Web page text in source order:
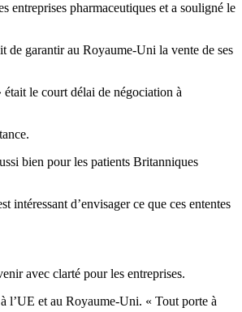
entreprises pharmaceutiques et a souligné le
garantir au Royaume-Uni la vente de ses
le court délai de négociation à
bien pour les patients Britanniques
intéressant d’envisager ce que ces ententes
avec clarté pour les entreprises.
l’UE et au Royaume-Uni. « Tout porte à